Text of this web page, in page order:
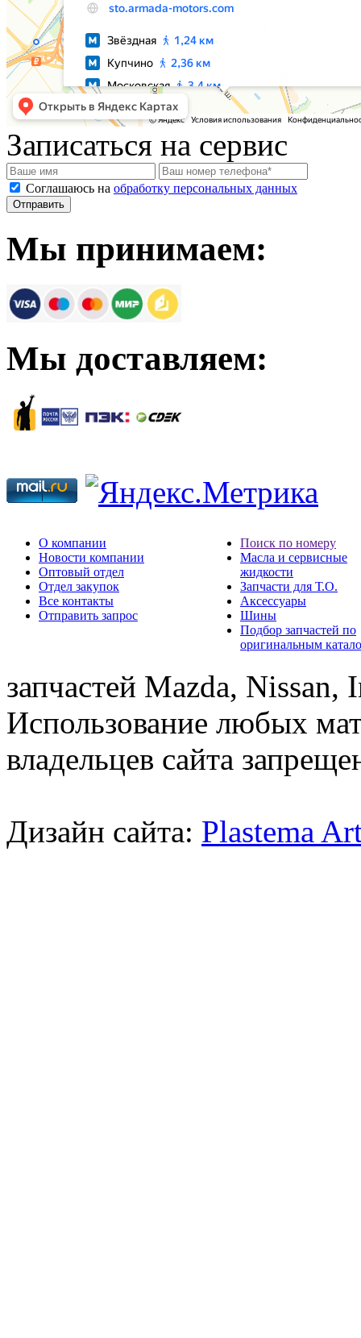
Записаться на сервис
Соглашаюсь на обработку персональных данных
Мы принимаем:
Мы доставляем:
О компании
Новости компании
Оптовый отдел
Отдел закупок
Все контакты
Отправить запрос
Поиск по номеру
Масла и сервисные
жидкости
Запчасти для Т.О.
Аксессуары
Шины
Подбор запчастей по
оригинальным
запчастей Mazda,
Использование любых
владельцев сайта
Дизайн сайта: Plastema